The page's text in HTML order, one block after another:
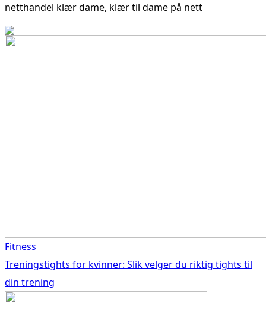
netthandel klær dame, klær til dame på nett
Fitness
Treningstights for kvinner: Slik velger du riktig tights til
din trening